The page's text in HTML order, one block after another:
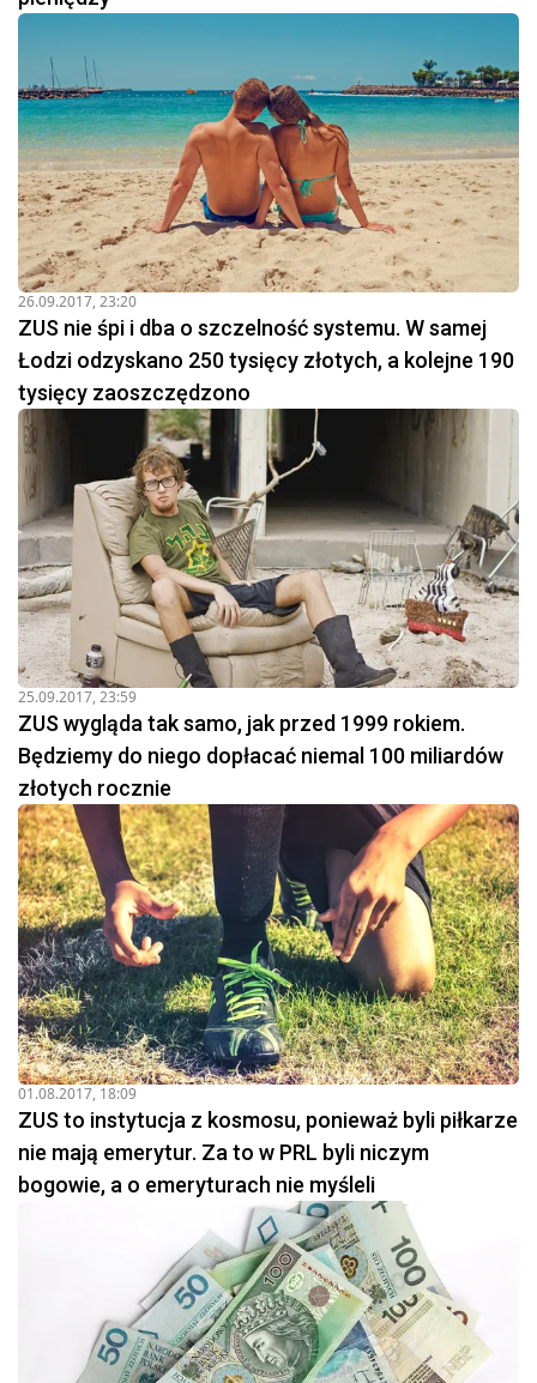
26.09.2017, 23:20
ZUS nie śpi i dba o szczelność systemu. W samej
Łodzi odzyskano 250 tysięcy złotych, a kolejne 190
tysięcy zaoszczędzono
25.09.2017, 23:59
ZUS wygląda tak samo, jak przed 1999 rokiem.
Będziemy do niego dopłacać niemal 100 miliardów
złotych rocznie
01.08.2017, 18:09
ZUS to instytucja z kosmosu, ponieważ byli piłkarze
nie mają emerytur. Za to w PRL byli niczym
bogowie, a o emeryturach nie myśleli